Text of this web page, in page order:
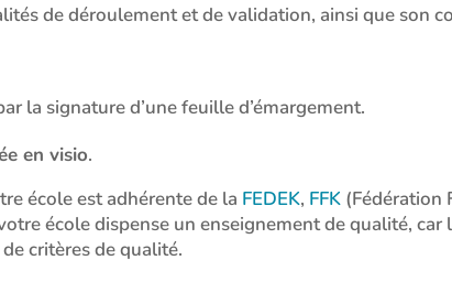
de déroulement et de validation, ainsi que son
la signature d’une feuille d’émargement.
en visio.
école est adhérente de la FEDEK, FFK (Fédération
école dispense un enseignement de qualité,
critères de qualité.